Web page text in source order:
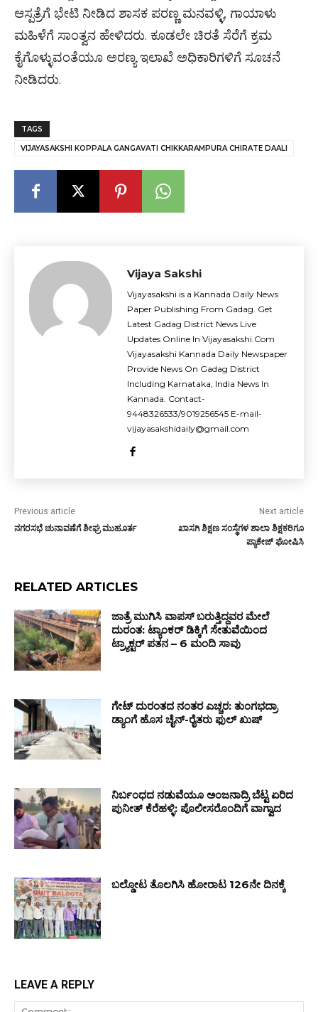
ಆಸ್ಪತ್ರೆಗೆ ಭೇಟಿ ನೀಡಿದ ಶಾಸಕ ಪರಣ್ಣ ಮನವಳ್ಳಿ, ಗಾಯಾಳು
ಮಹಿಳೆಗೆ ಸಾಂತ್ವನ ಹೇಳಿದರು. ಕೂಡಲೇ ಚಿರತೆ ಸೆರೆಗೆ ಕ್ರಮ
ಕೈಗೊಳ್ಳುವಂತೆಯೂ ಅರಣ್ಯ ಇಲಾಖೆ ಅಧಿಕಾರಿಗಳಿಗೆ ಸೂಚನೆ
ನೀಡಿದರು.
TAGS
VIJAYASAKSHI KOPPALA GANGAVATI CHIKKARAMPURA CHIRATE DAALI
Vijaya Sakshi
Vijayasakshi is a Kannada Daily News
Paper Publishing From Gadag. Get
Latest Gadag District News Live
Updates Online In Vijayasakshi.Com
Vijayasakshi Kannada Daily Newspaper
Provide News On Gadag District
Including Karnataka, India News In
Kannada. Contact-
9448326533/9019256545 E-mail-
vijayasakshidaily@gmail.com
Previous article
ನಗರಸಭೆ ಚುನಾವಣೆಗೆ ಶೀಘ್ರ ಮುಹೂರ್ತ
Next article
ಖಾಸಗಿ ಶಿಕ್ಷಣ ಸಂಸ್ಥೆಗಳ ಶಾಲಾ ಶಿಕ್ಷಕರಿಗೂ
ಪ್ಯಾಕೇಜ್ ಘೋಷಿಸಿ
RELATED ARTICLES
ಜಾತ್ರೆ ಮುಗಿಸಿ ವಾಪಸ್ ಬರುತ್ತಿದ್ದವರ ಮೇಲೆ
ದುರಂತ: ಟ್ಯಾಂಕರ್ ಡಿಕ್ಕಿಗೆ ಸೇತುವೆಯಿಂದ
ಟ್ರ್ಯಾಕ್ಟರ್ ಪತನ – 6 ಮಂದಿ ಸಾವು
ಗೇಟ್ ದುರಂತದ ನಂತರ ಎಚ್ಚರ: ತುಂಗಭದ್ರಾ
ಡ್ಯಾಂಗೆ ಹೊಸ ಚೈನ್-ರೈತರು ಫುಲ್ ಖುಷ್
ನಿರ್ಬಂಧದ ನಡುವೆಯೂ ಅಂಜನಾದ್ರಿ ಬೆಟ್ಟ ಏರಿದ
ಪುನೀತ್ ಕೆರೆಹಳ್ಳಿ: ಪೊಲೀಸರೊಂದಿಗೆ ವಾಗ್ವಾದ
ಬಲ್ಡೋಟ ತೊಲಗಿಸಿ ಹೋರಾಟ 126ನೇ ದಿನಕ್ಕೆ
LEAVE A REPLY